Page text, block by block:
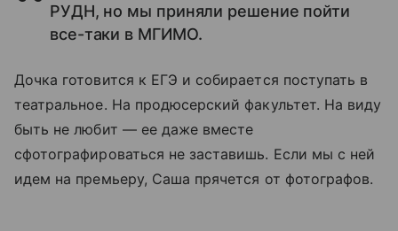
РУДН, но мы приняли решение пойти
все-таки в МГИМО.
Дочка готовится к ЕГЭ и собирается поступать в
театральное. На продюсерский факультет. На виду
быть не любит — ее даже вместе
сфотографироваться не заставишь. Если мы с ней
идем на премьеру, Саша прячется от фотографов.